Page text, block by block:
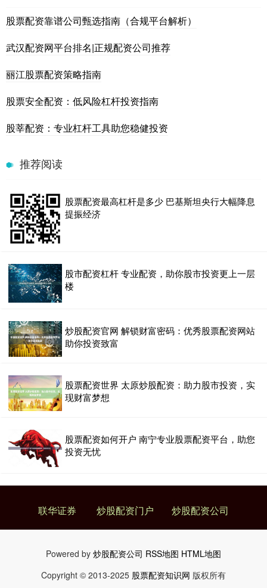
股票配资靠谱公司甄选指南（合规平台解析）
武汉配资网平台排名|正规配资公司推荐
丽江股票配资策略指南
股票安全配资：低风险杠杆投资指南
股莘配资：专业杠杆工具助您稳健投资
推荐阅读
股票配资最高杠杆是多少 巴基斯坦央行大幅降息
提振经济
股市配资杠杆 专业配资，助你股市投资更上一层
楼
炒股配资官网 解锁财富密码：优秀股票配资网站
助你投资致富
股票配资世界 太原炒股配资：助力股市投资，实
现财富梦想
股票配资如何开户 南宁专业股票配资平台，助您
投资无忧
联华证券 炒股配资门户 炒股配资公司
Powered by 炒股配资公司 RSS地图 HTML地图
Copyright © 2013-2025 股票配资知识网 版权所有